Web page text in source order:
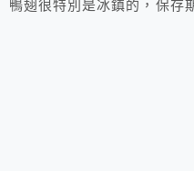
鴨翅很特別是冰鎮的，保存